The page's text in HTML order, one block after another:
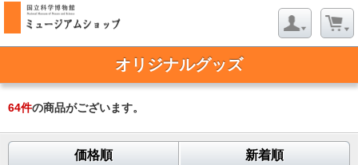
オリジナルグッズ
64件の商品がございます。
価格順 新着順